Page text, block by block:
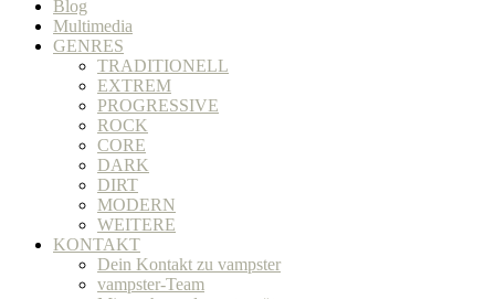
Blog
Multimedia
GENRES
TRADITIONELL
EXTREM
PROGRESSIVE
ROCK
CORE
DARK
DIRT
MODERN
WEITERE
KONTAKT
Dein Kontakt zu vampster
vampster-Team